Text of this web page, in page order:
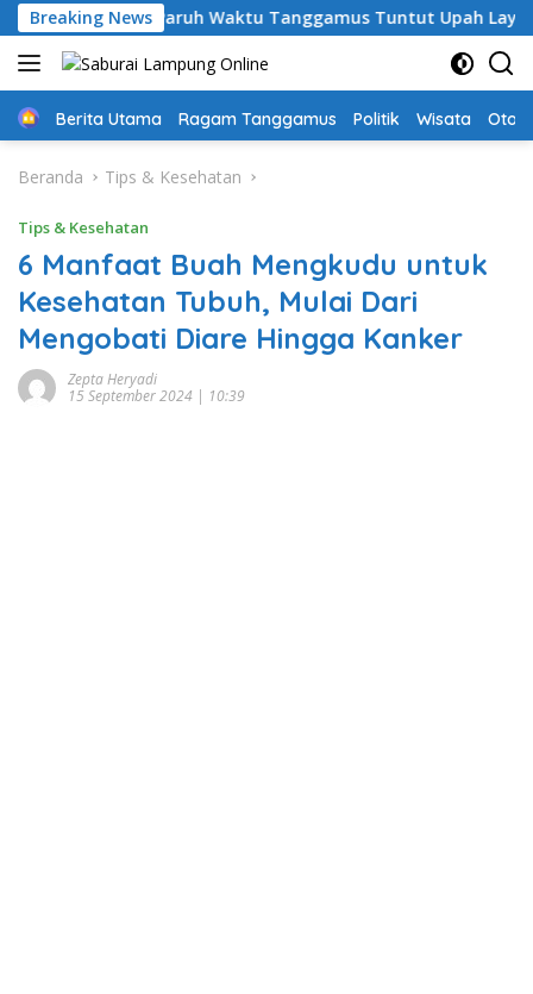
Langsung
ke
konten
Breaking News
Guru PPPK Paruh Waktu Tanggamus Tuntut Upah Layak
Home
Berita Utama Ragam Tanggamus Politik Wisata Oto
Beranda Tips & Kesehatan
Tips & Kesehatan
6 Manfaat Buah Mengkudu untuk
Kesehatan Tubuh, Mulai Dari
Mengobati Diare Hingga Kanker
Zepta Heryadi
15 September 2024 | 10:39